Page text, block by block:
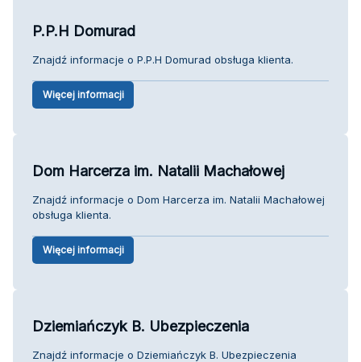
P.P.H Domurad
Znajdź informacje o P.P.H Domurad obsługa klienta.
Więcej informacji
Dom Harcerza im. Natalii Machałowej
Znajdź informacje o Dom Harcerza im. Natalii Machałowej
obsługa klienta.
Więcej informacji
Dziemiańczyk B. Ubezpieczenia
Znajdź informacje o Dziemiańczyk B. Ubezpieczenia